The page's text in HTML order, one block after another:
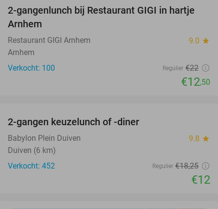
43%
2-gangenlunch bij Restaurant GIGI in hartje
Arnhem
Restaurant GIGI Arnhem 9.0 star
Arnhem
Verkocht: 100
Regulier €22
€12,50
2-gangen keuzelunch of -diner
Babylon Plein Duiven 9.8 star
Duiven (6 km)
Verkocht: 452
Regulier €18,25
€12